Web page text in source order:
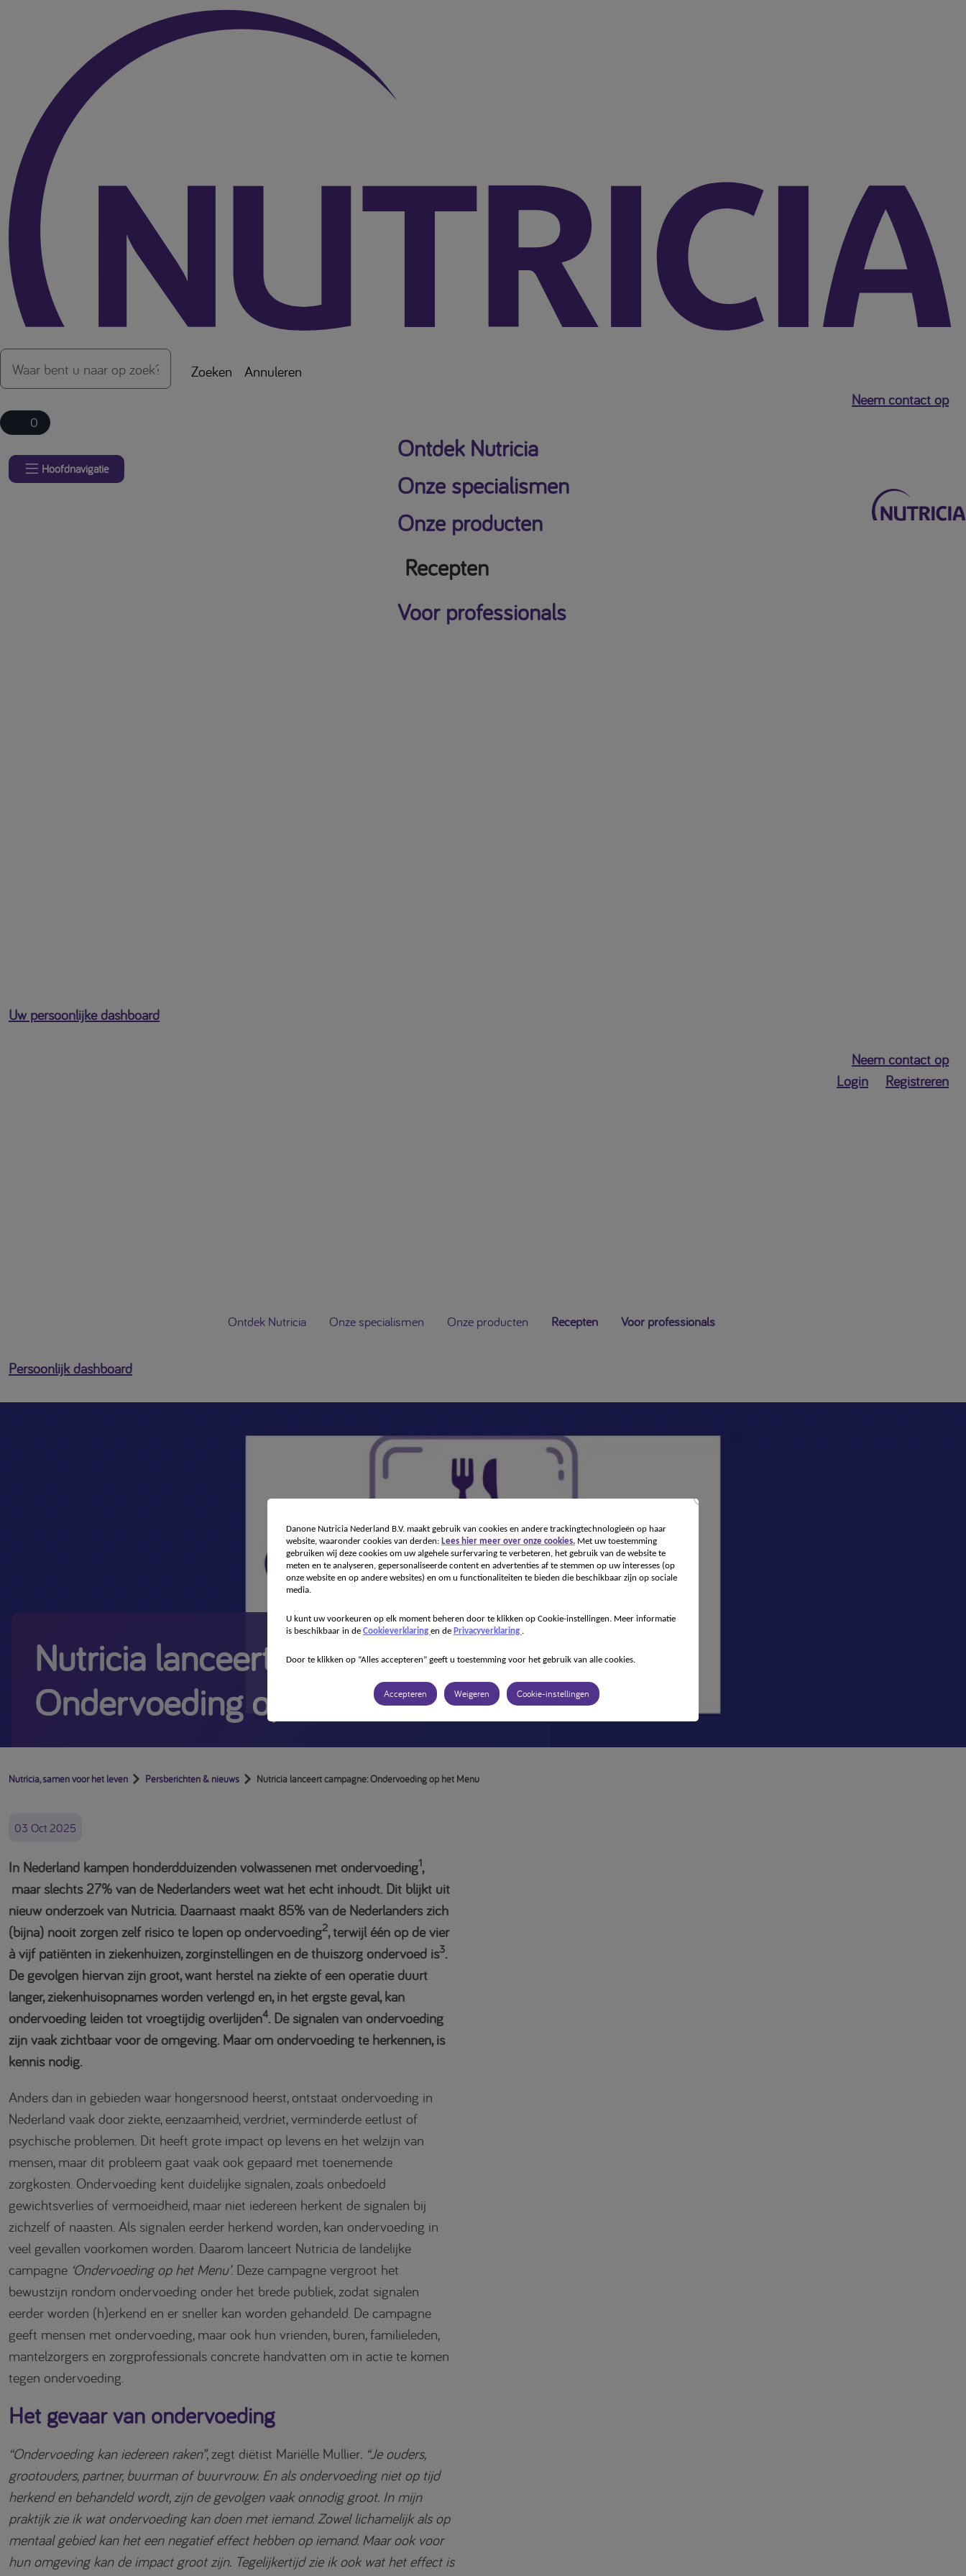
Over de inhoud van de pagina
Zoeken
Annuleren
Neem contact op
0
Hoofdnavigatie
Ontdek Nutricia
Onze specialismen
Onze producten
Recepten
Voor professionals
Uw persoonlijke dashboard
Neem contact op
Login
Registreren
Ontdek Nutricia Onze specialismen Onze producten Recepten Voor professionals
Persoonlijk dashboard
Nutricia lanceert campagne:
Ondervoeding op het Menu
Nutricia, samen voor het leven Persberichten & nieuws Nutricia lanceert campagne: Ondervoeding op het Menu
03 Oct 2025
In Nederland kampen honderdduizenden volwassenen met ondervoeding1,
maar slechts 27% van de Nederlanders weet wat het echt inhoudt. Dit blijkt uit
nieuw onderzoek van Nutricia. Daarnaast maakt 85% van de Nederlanders zich
(bijna) nooit zorgen zelf risico te lopen op ondervoeding2, terwijl één op de vier
à vijf patiënten in ziekenhuizen, zorginstellingen en de thuiszorg ondervoed is3.
De gevolgen hiervan zijn groot, want herstel na ziekte of een operatie duurt
langer, ziekenhuisopnames worden verlengd en, in het ergste geval, kan
ondervoeding leiden tot vroegtijdig overlijden4. De signalen van ondervoeding
zijn vaak zichtbaar voor de omgeving. Maar om ondervoeding te herkennen, is
kennis nodig.
Anders dan in gebieden waar hongersnood heerst, ontstaat ondervoeding in
Nederland vaak door ziekte, eenzaamheid, verdriet, verminderde eetlust of
psychische problemen. Dit heeft grote impact op levens en het welzijn van
mensen, maar dit probleem gaat vaak ook gepaard met toenemende
zorgkosten. Ondervoeding kent duidelijke signalen, zoals onbedoeld
gewichtsverlies of vermoeidheid, maar niet iedereen herkent de signalen bij
zichzelf of naasten. Als signalen eerder herkend worden, kan ondervoeding in
veel gevallen voorkomen worden. Daarom lanceert Nutricia de landelijke
campagne ‘Ondervoeding op het Menu’. Deze campagne vergroot het
bewustzijn rondom ondervoeding onder het brede publiek, zodat signalen
eerder worden (h)erkend en er sneller kan worden gehandeld. De campagne
geeft mensen met ondervoeding, maar ook hun vrienden, buren, familieleden,
mantelzorgers en zorgprofessionals concrete handvatten om in actie te komen
tegen ondervoeding.
Het gevaar van ondervoeding
“Ondervoeding kan iedereen raken”, zegt diëtist Mariëlle Mullier. “Je ouders,
grootouders, partner, buurman of buurvrouw. En als ondervoeding niet op tijd
herkend en behandeld wordt, zijn de gevolgen vaak onnodig groot. In mijn
praktijk zie ik wat ondervoeding kan doen met iemand. Zowel lichamelijk als op
mentaal gebied kan het een negatief effect hebben op iemand. Maar ook voor
hun omgeving kan de impact groot zijn. Tegelijkertijd zie ik ook wat het effect is
Danone Nutricia Nederland B.V. maakt gebruik van cookies en andere trackingtechnologieën op haar
website, waaronder cookies van derden: Lees hier meer over onze cookies. Met uw toestemming
gebruiken wij deze cookies om uw algehele surfervaring te verbeteren, het gebruik van de website te
meten en te analyseren, gepersonaliseerde content en advertenties af te stemmen op uw interesses (op
onze website en op andere websites) en om u functionaliteiten te bieden die beschikbaar zijn op sociale
media.
U kunt uw voorkeuren op elk moment beheren door te klikken op Cookie-instellingen. Meer informatie
is beschikbaar in de Cookieverklaring en de Privacyverklaring .
Door te klikken op “Alles accepteren” geeft u toestemming voor het gebruik van alle cookies.
Accepteren Weigeren Cookie-instellingen